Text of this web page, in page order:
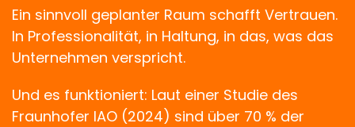
Ein sinnvoll geplanter Raum schafft Vertrauen.
In Professionalität, in Haltung, in das, was das
Unternehmen verspricht.
Und es funktioniert: Laut einer Studie des
Fraunhofer IAO (2024) sind über 70 % der